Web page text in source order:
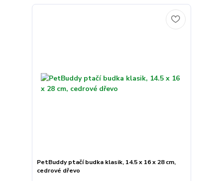
PetBuddy ptačí budka klasik, 14.5 x 16 x 28 cm,
cedrové dřevo